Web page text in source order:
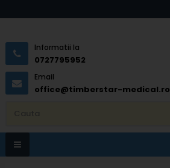
Informatii la
0727795952
Email
office@timberstar-medical.ro